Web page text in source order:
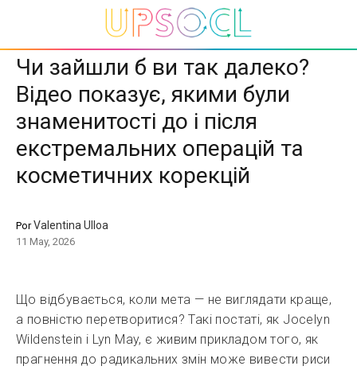
Чи зайшли б ви так далеко?
Відео показує, якими були
знаменитості до і після
екстремальних операцій та
косметичних корекцій
PorValentina Ulloa
11 May, 2026
Що відбувається, коли мета — не виглядати краще,
а повністю перетворитися? Такі постаті, як Jocelyn
Wildenstein і Lyn May, є живим прикладом того, як
прагнення до радикальних змін може вивести риси